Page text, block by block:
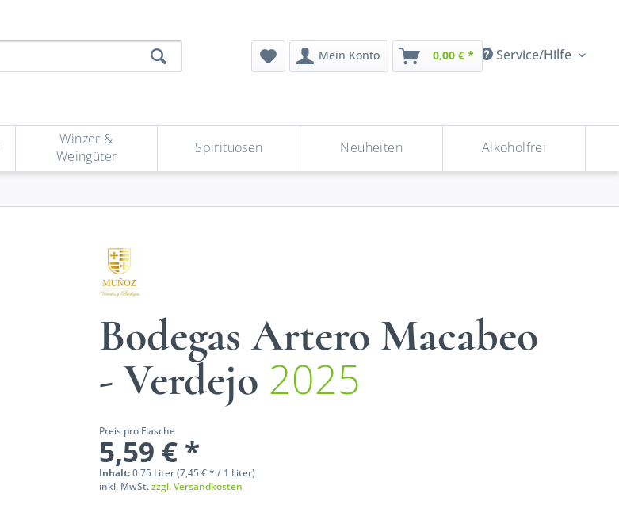
Service/Hilfe
Mein Konto 0,00 € *
Winzer &
Weingüter
Spirituosen Neuheiten Alkoholfrei
Bodegas Artero Macabeo
- Verdejo 2025
Preis pro Flasche
5,59 € *
Inhalt:0.75 Liter (7,45 € * / 1 Liter)
inkl. MwSt.zzgl. Versandkosten